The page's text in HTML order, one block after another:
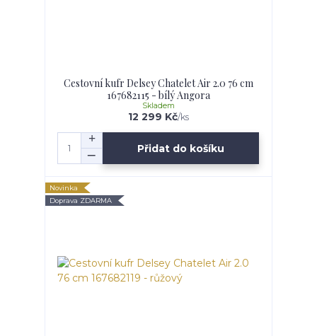
Cestovní kufr Delsey Chatelet Air 2.0 76 cm
167682115 - bílý Angora
12 299 Kč/ks
Skladem
Přidat do košíku
Novinka
Doprava ZDARMA